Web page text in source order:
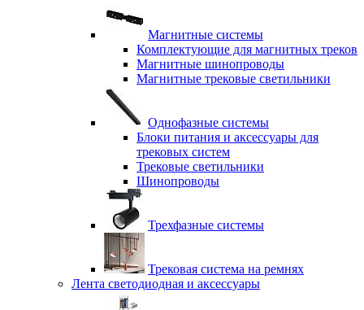
Магнитные системы
Комплектующие для магнитных треков
Магнитные шинопроводы
Магнитные трековые светильники
Однофазные системы
Блоки питания и аксессуары для
трековых систем
Трековые светильники
Шинопроводы
Трехфазные системы
Трековая система на ремнях
Лента светодиодная и аксессуары